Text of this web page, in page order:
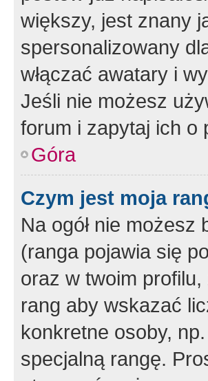
większy, jest znany
spersonalizowany
włączać awatary i
Jeśli nie możesz
forum i zapytaj ich o
Góra
Czym jest moja
Na ogół nie
(ranga pojawia się
oraz w twoim
rang aby wskazać
konkretne osoby,
specjalną rangę.